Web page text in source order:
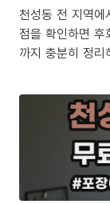
천성동 전 지역에
점을 확인하면 후
까지 충분히 정리